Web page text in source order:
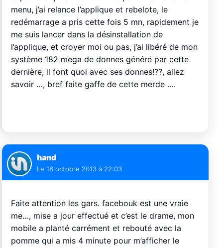
menu, j’ai relance l’applique et rebelote, le
redémarrage a pris cette fois 5 mn, rapidement je
me suis lancer dans la désinstallation de
l’applique, et croyer moi ou pas, j’ai libéré de mon
système 182 mega de donnes généré par cette
dernière, il font quoi avec ses donnes!??, allez
savoir …, bref faite gaffe de cette merde ….
hand
Le 18 octobre 2013 à 22:03
Faite attention les gars. facebouk est une vraie
me…, mise a jour effectué et c’est le drame, mon
mobile a planté carrément et rebouté avec la
pomme qui a mis 4 minute pour m’afficher le